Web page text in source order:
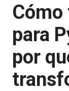
para
por